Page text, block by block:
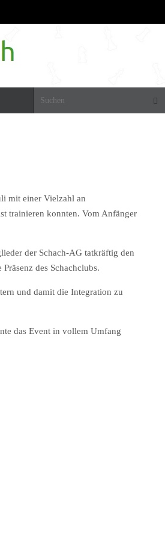
mit einer Vielzahl an
trainieren konnten. Vom Anfänger
der Schach-AG tatkräftig den
des Schachclubs.
und damit die Integration zu
das Event in vollem Umfang